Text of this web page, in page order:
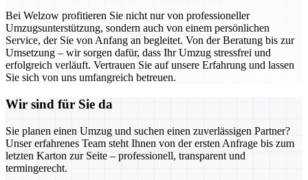
Bei Welzow profitieren Sie nicht nur von professioneller
Umzugsunterstützung, sondern auch von einem persönlichen
Service, der Sie von Anfang an begleitet. Von der Beratung bis zur
Umsetzung – wir sorgen dafür, dass Ihr Umzug stressfrei und
erfolgreich verläuft. Vertrauen Sie auf unsere Erfahrung und lassen
Sie sich von uns umfangreich betreuen.
Wir sind für Sie da
Sie planen einen Umzug und suchen einen zuverlässigen Partner?
Unser erfahrenes Team steht Ihnen von der ersten Anfrage bis zum
letzten Karton zur Seite – professionell, transparent und
termingerecht.